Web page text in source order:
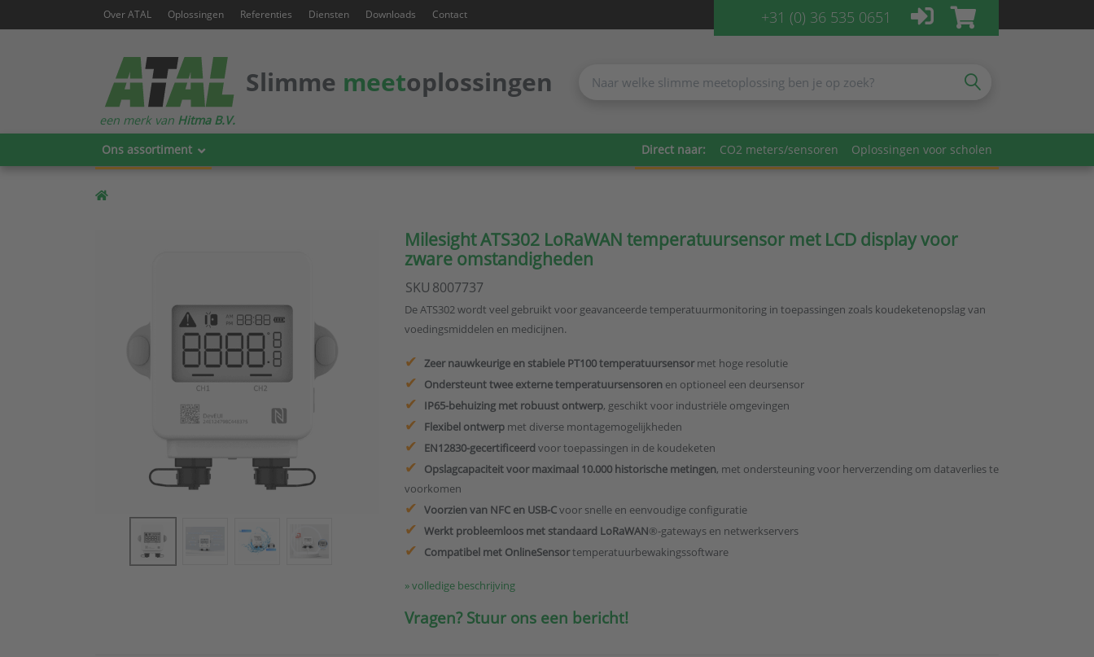
Over ATAL Oplossingen Referenties Diensten Downloads Contact +31 (0) 36 535 0651
Slimme meetoplossingen
Ons assortiment Direct naar: CO2 meters/sensoren Oplossingen voor scholen
een merk van Hitma B.V.
Milesight ATS302 LoRaWAN temperatuursensor met LCD display voor
zware omstandigheden
SKU 8007737
De ATS302 wordt veel gebruikt voor geavanceerde temperatuurmonitoring in toepassingen zoals koudeketenopslag van
voedingsmiddelen en medicijnen.
Zeer nauwkeurige en stabiele PT100 temperatuursensormet hoge resolutie
Ondersteunt twee externe temperatuursensorenen optioneel een deursensor
IP65-behuizing met robuust ontwerp, geschikt voor industriële omgevingen
Flexibel ontwerpmet diverse montagemogelijkheden
EN12830-gecertificeerd voor toepassingen in de koudeketen
Opslagcapaciteit voor maximaal 10.000 historische metingen, met ondersteuning voor herverzending om dataverlies te
voorkomen
Voorzien van NFC en USB-Cvoor snelle en eenvoudige configuratie
Werkt probleemloos met standaard LoRaWAN®-gateways en netwerkservers
Compatibel met OnlineSensortemperatuurbewakingssoftware
» volledige beschrijving
Vragen? Stuur ons een bericht!